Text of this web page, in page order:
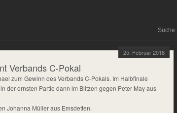
25. Februar 2018
Verbands C-Pokal
zum Gewinn des Verbands C-Pokals. Im Halbfinale
der ernsten Partie dann im Blitzen gegen Peter May aus
Johanna Müller aus Emsdetten.